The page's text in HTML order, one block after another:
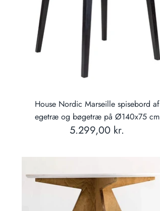
House Nordic Marseille spisebord af
egetræ og bøgetræ på Ø140x75 cm
5.299,00 kr.